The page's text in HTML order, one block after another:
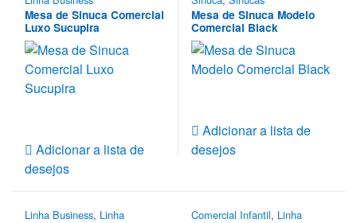
Mesa de Sinuca Comercial
Luxo Sucupira
Adicionar a lista de
desejos
Mesa de Sinuca Modelo
Comercial Black
Adicionar a lista de
desejos
Linha Business, Linha
Comercial Infantil, Linha